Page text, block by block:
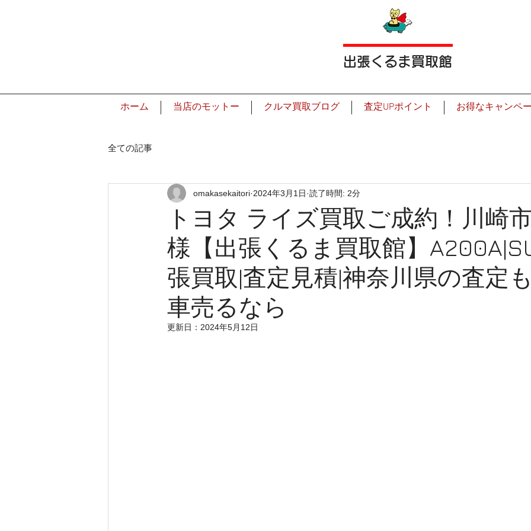
出張くるま買取館
ホーム 当店のモットー クルマ買取ブログ 査定UPポイント お得なキャンペ
全ての記事
トヨタ ライズ買取ご成約！川崎
様【出張くるま買取館】
張買取|査定見積|神奈川県の査定
車売るなら
omakasekaitori 2024年3月1日 読了時間: 2分
更新日： 2024年5月12日